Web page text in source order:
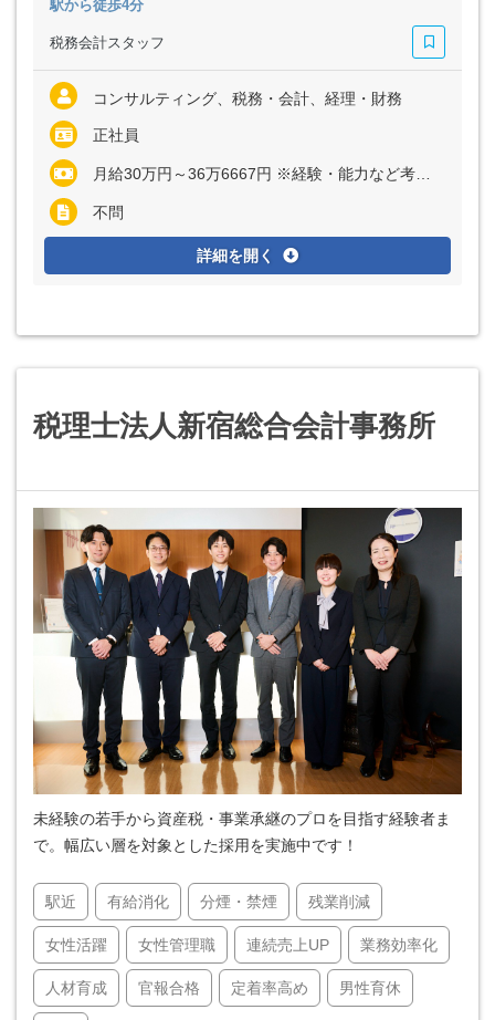
駅から徒歩4分
税務会計スタッフ
コンサルティング、税務・会計、経理・財務
正社員
月給30万円～36万6667円 ※経験・能力など考慮の上、決定いたします ※上記に固定残業代（月20時間分＝4万541円～4万9550円）を含む ※超過分は別途全額支給
不問
詳細を開く
税理士法人新宿総合会計事務所
未経験の若手から資産税・事業承継のプロを目指す経験者ま
で。幅広い層を対象とした採用を実施中です！
駅近 有給消化 分煙・禁煙 残業削減
女性活躍 女性管理職 連続売上UP 業務効率化
人材育成 官報合格 定着率高め 男性育休